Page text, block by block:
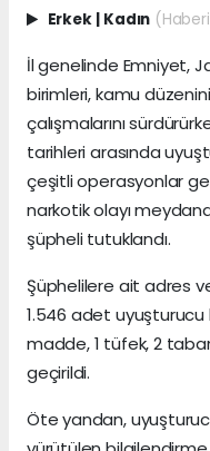
Erkek | Kadın
İl genelinde Emniyet,
birimleri, kamu
çalışmalarını
tarihleri arasında
çeşitli operasyonlar
narkotik olayı
şüpheli tutuklandı.
Şüphelilere ait adres
1.546 adet
madde, 1 tüfek, 2
geçirildi.
Öte yandan,